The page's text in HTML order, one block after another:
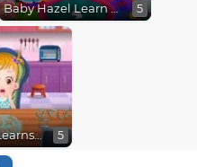
Baby Hazel Learn Animals 5
Baby Hazel Learns Shapes 5